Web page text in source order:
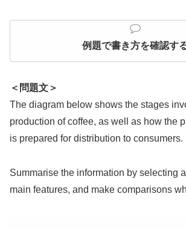
例題で書き方を確認す
＜問題文＞
The diagram below shows the stages
production of coffee, as well as how the
is prepared for distribution to consumers.
Summarise the information by selecting
main features, and make comparisons